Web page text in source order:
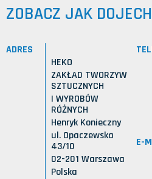
ZOBACZ JAK
ADRES
HEKO
ZAKŁAD TWORZYW
SZTUCZNYCH
I WYROBÓW
RÓŻNYCH
Henryk Konieczny
ul. Opaczewska
43/10
02-201 Warszawa
Polska
E-